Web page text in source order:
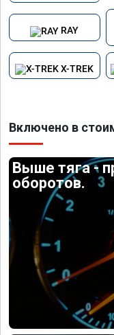
RAY
X-TREK
Включено в
Выше тяга -
оборотов.